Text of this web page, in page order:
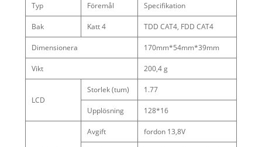
Typ Föremål Specifikation
Bak Katt 4 TDD CAT4, FDD CAT4
Dimensionera 170mm*54mm*39mm
Vikt 200,4 g
LCD
Storlek (tum) 1.77
Upplösning 128*16
Avgift fordon 13,8V